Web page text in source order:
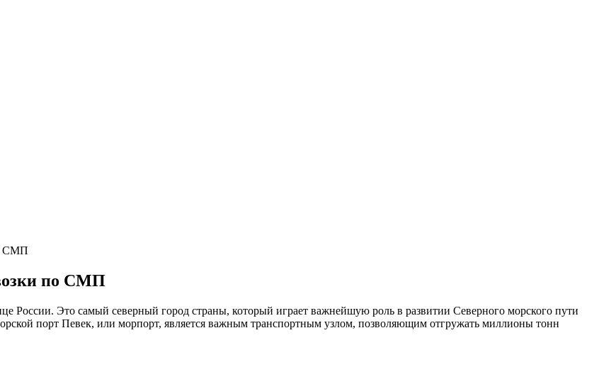
СМП
по СМП
России. Это самый северный город страны, который играет важнейшую роль в развитии Северного морского пути
порт Певек, или морпорт, является важным транспортным узлом, позволяющим отгружать миллионы тонн